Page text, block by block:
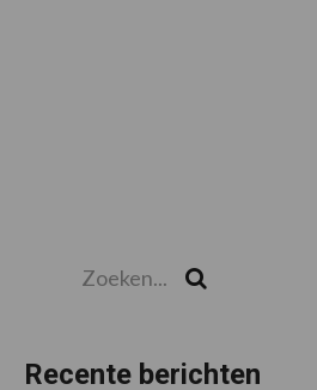
Recente berichten